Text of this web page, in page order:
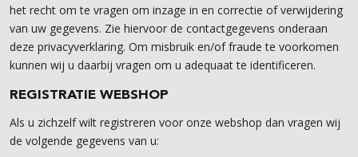
het recht om te vragen om inzage in en correctie of verwijdering
van uw gegevens. Zie hiervoor de contactgegevens onderaan
deze privacyverklaring. Om misbruik en/of fraude te voorkomen
kunnen wij u daarbij vragen om u adequaat te identificeren.
REGISTRATIE WEBSHOP
Als u zichzelf wilt registreren voor onze webshop dan vragen wij
de volgende gegevens van u: